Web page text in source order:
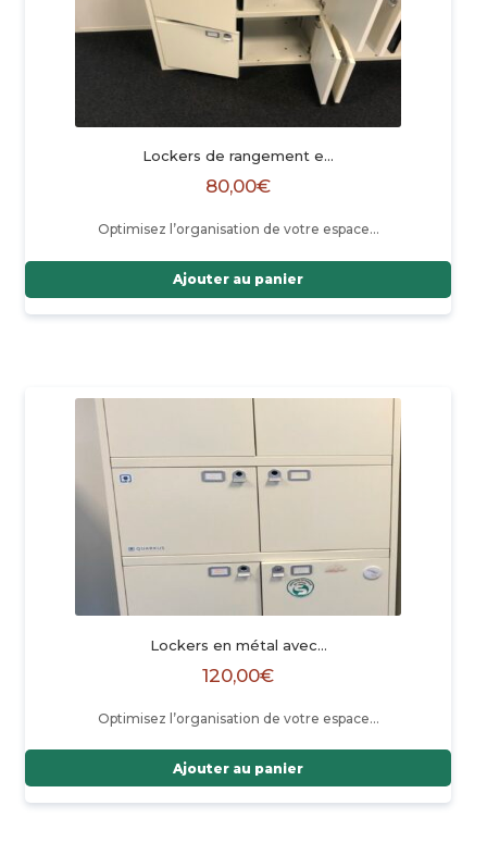
Lockers de rangement e…
80,00€
Optimisez l’organisation de votre espace…
Ajouter au panier
Lockers en métal avec…
120,00€
Optimisez l’organisation de votre espace…
Ajouter au panier